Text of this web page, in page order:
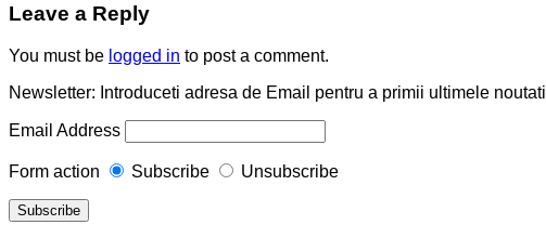
Leave a Reply
You must be logged in to post a comment.
Newsletter: Introduceti adresa de Email pentru a primii ultimele noutati
Email Address
Form action Subscribe Unsubscribe